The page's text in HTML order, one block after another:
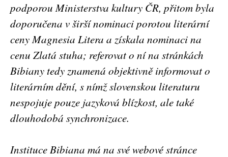
podporou Ministerstva kultury ČR, přitom byla
doporučena v širší nominaci porotou literární
ceny Magnesia Litera a získala nominaci na
cenu Zlatá stuha; referovat o ní na stránkách
Bibiany tedy znamená objektivně informovat o
literárním dění, s nímž slovenskou literaturu
nespojuje pouze jazyková blízkost, ale také
dlouhodobá synchronizace.
Instituce Bibiana má na své webové stránce